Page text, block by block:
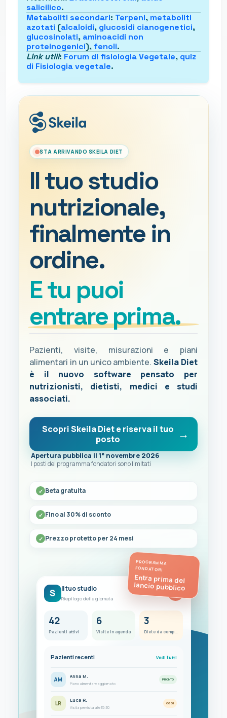
salicilico.
Metaboliti secondari: Terpeni, metaboliti
azotati (alcaloidi, glucosidi cianogenetici,
glucosinolati, aminoacidi non
proteinogenici), fenoli.
Link utili: Forum di fisiologia Vegetale, quiz
di Fisiologia vegetale.
STA ARRIVANDO SKEILA DIET
Il tuo studio
nutrizionale,
finalmente in
ordine.
E tu puoi
entrare prima.
Pazienti, visite, misurazioni e piani
alimentari in un unico ambiente.Skeila Diet
è il nuovo software pensato per
nutrizionisti, dietisti, medici e studi
associati.
Scopri Skeila Diet e riserva il tuo
posto
Apertura pubblica il 1° novembre 2026
I posti del programma fondatori sono limitati
Beta gratuita
Fino al 30% di sconto
Prezzo protetto per 24 mesi
PROGRAMMA
FONDATORI
Entra prima del
lancio pubblico
S Il tuo studio
Riepilogo della giornata
FC
42
Pazienti attivi
6
Visite in agenda
3
Diete da completare
Pazienti recenti Vedi tutti
AM Anna M.
Piano alimentare aggiornato
PRONTO
LR Luca R.
Visita prevista alle 15:30
OGGI